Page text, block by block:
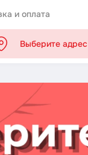
и оплата
Выберите